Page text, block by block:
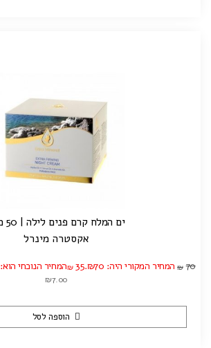
ים המלח קרם פנים לילה | 50 מ"ל
אקסטרה מינרל
₪ 70 המחיר המקורי היה: ₪70. ₪ 35 המחיר הנוכחי הוא: ₪35.
₪7.00
הוספה לסל